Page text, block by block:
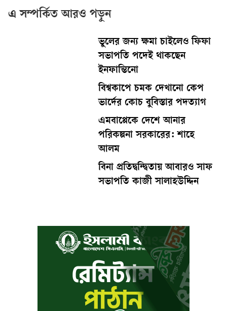
এ সম্পর্কিত আরও পড়ুন
ভুলের জন্য ক্ষমা চাইলেও ফিফা
সভাপতি পদেই থাকছেন
ইনফান্তিনো
বিশ্বকাপে চমক দেখানো কেপ
ভার্দের কোচ বুবিস্তার পদত্যাগ
এমবাপ্পেকে দেশে আনার
পরিকল্পনা সরকারের: শাহে
আলম
বিনা প্রতিদ্বন্দ্বিতায় আবারও সাফ
সভাপতি কাজী সালাহউদ্দিন